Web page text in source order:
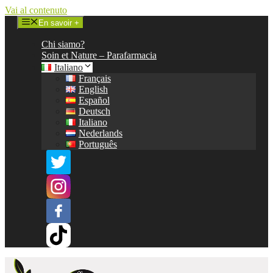
Vai al contenuto
En savoir +
Chi siamo?
Soin et Nature – Parafarmacia
Italiano
Français
English
Español
Deutsch
Italiano
Nederlands
Português